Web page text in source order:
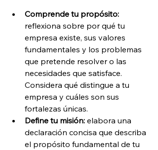
Comprende tu propósito:
reflexiona sobre por qué tu
empresa existe, sus valores
fundamentales y los problemas
que pretende resolver o las
necesidades que satisface.
Considera qué distingue a tu
empresa y cuáles son sus
fortalezas únicas.
Define tu misión: elabora una
declaración concisa que describa
el propósito fundamental de tu